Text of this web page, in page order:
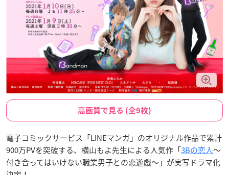
高画質で見る (全9枚)
電子コミックサービス「LINEマンガ」のオリジナル作品で累計
900万PVを突破する、横山もよ先生による人気作「3Bの恋人〜
付き合ってはいけない職業男子との恋遊戯〜」が実写ドラマ化